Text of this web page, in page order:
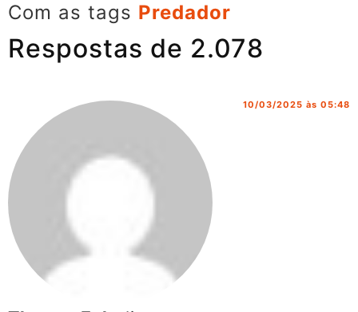
Com as tags Predador
Respostas de 2.078
10/03/2025 às 05:48